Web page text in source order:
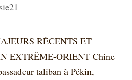
RÉCENTS ET
EXTRÊME-ORIENT Chine
taliban à Pékin,